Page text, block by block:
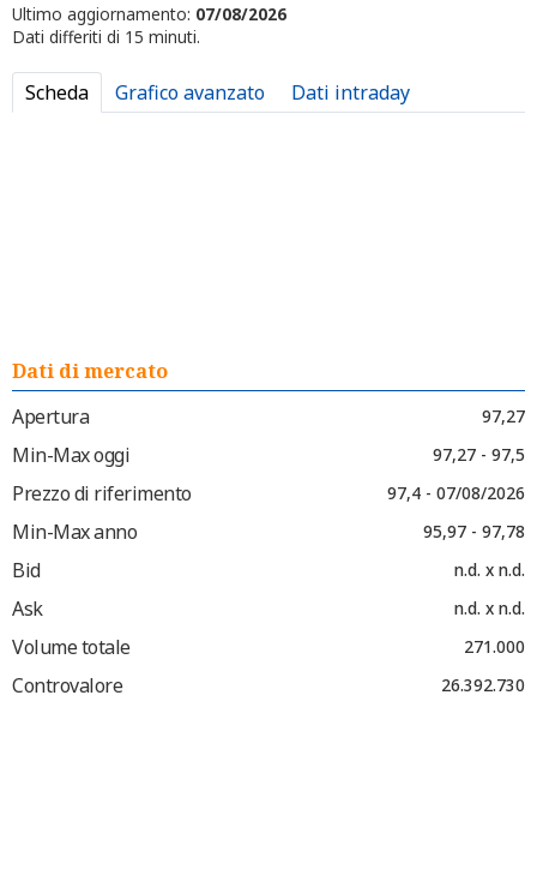
Ultimo aggiornamento: 07/08/2026
Dati differiti di 15 minuti.
Scheda Grafico avanzato Dati intraday
Dati di mercato
Apertura
97,27
Min-Max oggi 97,27 - 97,5
Prezzo di riferimento 97,4 - 07/08/2026
Min-Max anno 95,97 - 97,78
Bid n.d. x n.d.
Ask n.d. x n.d.
Volume totale 271.000
Controvalore 26.392.730